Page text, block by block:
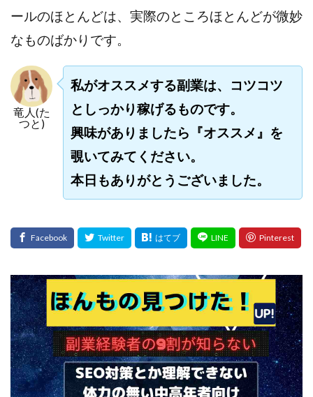
ールのほとんどは、実際のところほとんどが微妙
なものばかりです。
竜人(た
つと)
私がオススメする副業は、コツコツ
としっかり稼げるものです。
興味がありましたら『オススメ』を
覗いてみてください。
本日もありがとうございました。
スクエア株式会社 スター・プラチナ
スマート副業
スマホのビジネス
スマホ1台でどこでも副収入
スマホアベンジャー
スマホタップだけで
スマホで副収入の決定版
スマホで始める在宅生活
スマホで稼げる?【裏ワザ副業】
スマホのおしごと
トレーダーKaibe
ナイトグループ 岡崎
わずか1日で5万円以上稼ぐ利用者が続出
ゆきや
マネパン KOJI
マネロブ みきお校長
ミユ
ミリオネアチャレンジ
ミリオンラボ(million labo)
マネーキューピット
ライブアドバイザーカレッジ
ライフデザイン出版合同会社
らくらくできるスマホ副業
リッチ ギャザリング
リッチ ルーラー
リライアンス(Reliance)
ロミオ・ロドリゲス・ジュニア
ワークスフランチャイジーオフィス